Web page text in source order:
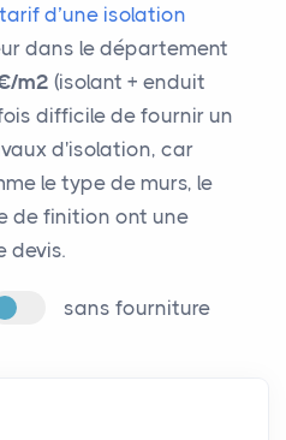
d’une isolation
dans le département
m² (isolant + enduit
difficile de fournir un
d'isolation, car
le type de murs, le
de finition ont une
devis.
sans fourniture